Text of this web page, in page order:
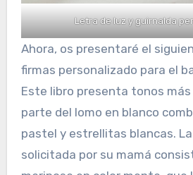
Letra de luz y guirnalda
Ahora, os presentaré el
firmas personalizado para el
Este libro presenta tonos más
parte del lomo en blanco
pastel y estrellitas blancas.
solicitada por su mamá